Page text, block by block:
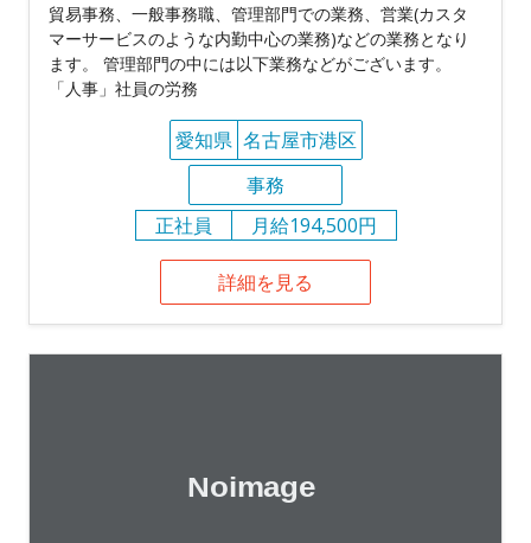
貿易事務、一般事務職、管理部門での業務、営業(カスタ
マーサービスのような内勤中心の業務)などの業務となり
ます。 管理部門の中には以下業務などがございます。
「人事」社員の労務
愛知県 名古屋市港区
事務
正社員
月給194,500円
詳細を見る